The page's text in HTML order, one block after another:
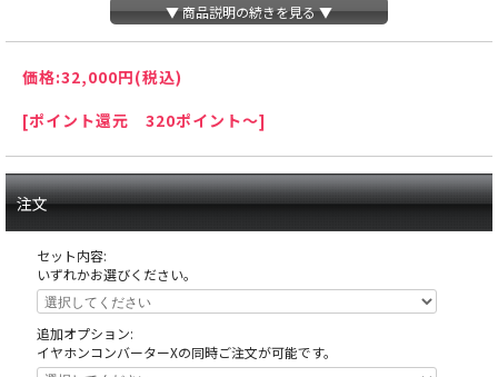
▼ 商品説明の続きを見る ▼
価格:32,000円(税込)
[ポイント還元 320ポイント～]
注文
セット内容:
いずれかお選びください。
追加オプション:
イヤホンコンバーターXの同時ご注文が可能です。